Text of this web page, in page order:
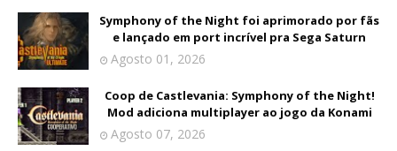
Symphony of the Night foi aprimorado por fãs
e lançado em port incrível pra Sega Saturn
Agosto 01, 2026
Coop de Castlevania: Symphony of the Night!
Mod adiciona multiplayer ao jogo da Konami
Agosto 07, 2026